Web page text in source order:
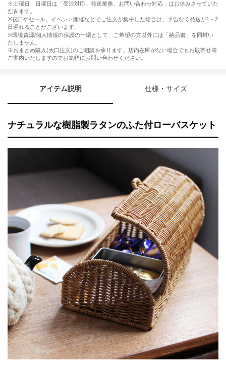
※土曜日、日曜日は「受注対応、発送業務、お問い合わせ対応」はお休みさせていた
だきます。
※祝日やセール、イベント開催などでご注文が集中した場合は、予告なく発送が1－2
日遅れることがございます。
※環境資源/個人情報の保護の一環として、ご希望の方以外には「納品書」を同封い
たしません。
※おまとめ購入(大口注文)のご相談を承ります。店内在庫がない場合でもお取寄せ等
ご案内いたしますのでお気軽にお問い合わせください。
アイテム説明 仕様・サイズ
ナチュラルな樹脂製ラタンのふた付ローバスケット